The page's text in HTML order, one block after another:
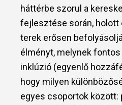
háttérbe szorul a
fejlesztése során, holott
terek erősen
élményt, melynek
inklúzió (egyenlő
hogy milyen
egyes csoportok között: